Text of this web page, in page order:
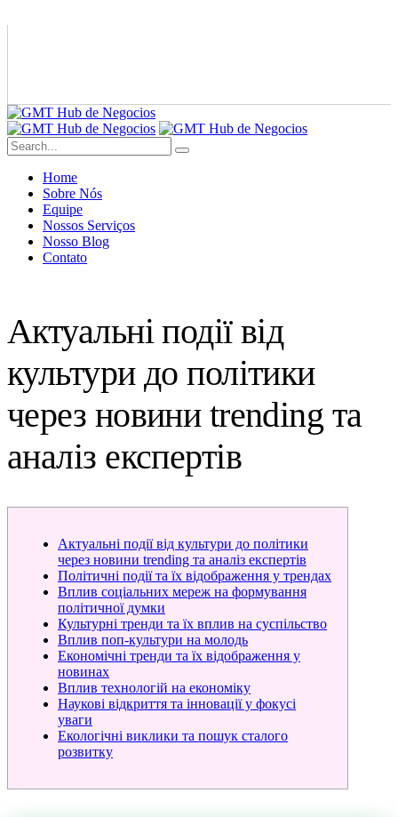
Home
Sobre Nós
Equipe
Nossos Serviços
Nosso Blog
Contato
Актуальні події від
культури до політики
через новини trending та
аналіз експертів
Актуальні події від культури до політики
через новини trending та аналіз експертів
Політичні події та їх відображення у трендах
Вплив соціальних мереж на формування
політичної думки
Культурні тренди та їх вплив на суспільство
Вплив поп-культури на молодь
Економічні тренди та їх відображення у
новинах
Вплив технологій на економіку
Наукові відкриття та інновації у фокусі
уваги
Екологічні виклики та пошук сталого
розвитку